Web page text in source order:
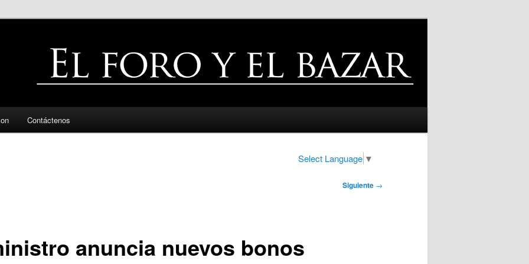
Contáctenos
Select Language ▼
Siguiente →
anuncia nuevos bonos